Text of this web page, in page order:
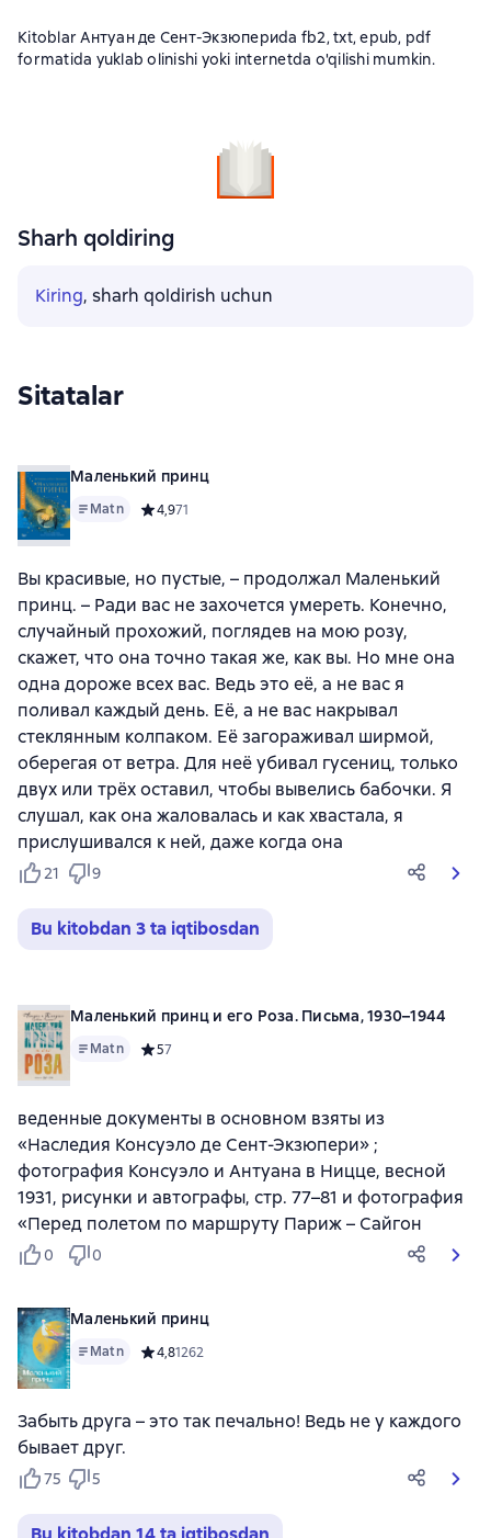
Kitoblar Антуан де Сент-Экзюпериda fb2, txt, epub, pdf
formatida yuklab olinishi yoki internetda o'qilishi mumkin.
Sharh qoldiring
Kiring, sharh qoldirish uchun
Sitatalar
Маленький принц
Matn Средний рейтинг 4,9 на основе 71 оценок
4,971
Вы красивые, но пустые, – продолжал Маленький
принц. – Ради вас не захочется умереть. Конечно,
случайный прохожий, поглядев на мою розу,
скажет, что она точно такая же, как вы. Но мне она
одна дороже всех вас. Ведь это её, а не вас я
поливал каждый день. Её, а не вас накрывал
стеклянным колпаком. Её загораживал ширмой,
оберегая от ветра. Для неё убивал гусениц, только
двух или трёх оставил, чтобы вывелись бабочки. Я
слушал, как она жаловалась и как хвастала, я
прислушивался к ней, даже когда она
21 9
Bu kitobdan 3 ta iqtibosdan
Маленький принц и его Роза. Письма, 1930–1944
Matn Средний рейтинг 5 на основе 7 оценок
57
веденные документы в основном взяты из
«Наследия Консуэло де Сент-Экзюпери» ;
фотография Консуэло и Антуана в Ницце, весной
1931, рисунки и автографы, стр. 77–81 и фотография
«Перед полетом по маршруту Париж – Сайгон
0 0
Маленький принц
Matn Средний рейтинг 4,8 на основе 1262 оценок
4,81262
Забыть друга – это так печально! Ведь не у каждого
бывает друг.
75 5